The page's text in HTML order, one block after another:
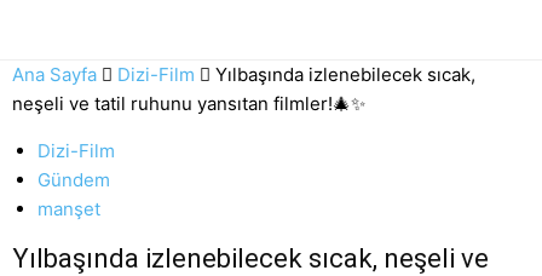
Ana Sayfa Dizi-Film
Yılbaşında izlenebilecek sıcak,
neşeli ve tatil ruhunu yansıtan filmler!🎄✨
Dizi-Film
Gündem
manşet
Yılbaşında izlenebilecek sıcak, neşeli ve